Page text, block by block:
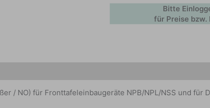
Bitte
für Preise bzw.
/ NO) für Fronttafeleinbaugeräte NPB/NPL/NSS und für